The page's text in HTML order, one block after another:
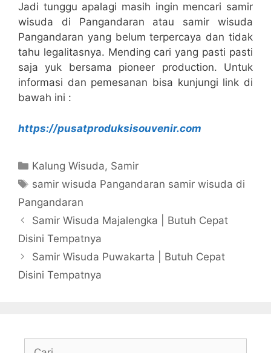
Jadi tunggu apalagi masih ingin mencari samir
wisuda di Pangandaran atau samir wisuda
Pangandaran yang belum terpercaya dan tidak
tahu legalitasnya. Mending cari yang pasti pasti
saja yuk bersama pioneer production. Untuk
informasi dan pemesanan bisa kunjungi link di
bawah ini :
https://pusatproduksisouvenir.com
Kategori
Kalung Wisuda, Samir
Tag
samir wisuda Pangandaran samir wisuda di
Pangandaran
Samir Wisuda Majalengka | Butuh Cepat
Disini Tempatnya
Samir Wisuda Puwakarta | Butuh Cepat
Disini Tempatnya